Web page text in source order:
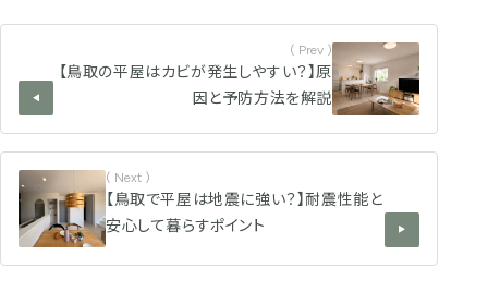
( Prev )
【鳥取の平屋はカビが発生しやすい？】原
因と予防方法を解説
( Next )
【鳥取で平屋は地震に強い？】耐震性能と
安心して暮らすポイント